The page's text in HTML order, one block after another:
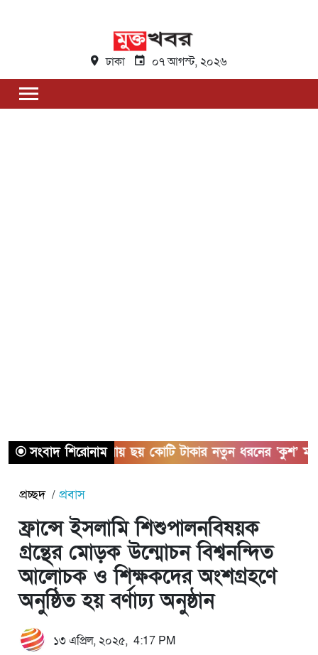
ঢাকা ০৭ আগস্ট, ২০২৬
সংবাদ শিরোনাম
সাতক্ষীরায় ছয় কোটি টাকার নতুন ধরনের ‘কুশ’
প্রচ্ছদ প্রবাস
ফ্রান্সে ইসলামি শিশুপালনবিষয়ক
গ্রন্থের মোড়ক উন্মোচন বিশ্বনন্দিত
আলোচক ও শিক্ষকদের অংশগ্রহণে
অনুষ্ঠিত হয় বর্ণাঢ্য অনুষ্ঠান
১৩ এপ্রিল, ২০২৫, 4:17 PM